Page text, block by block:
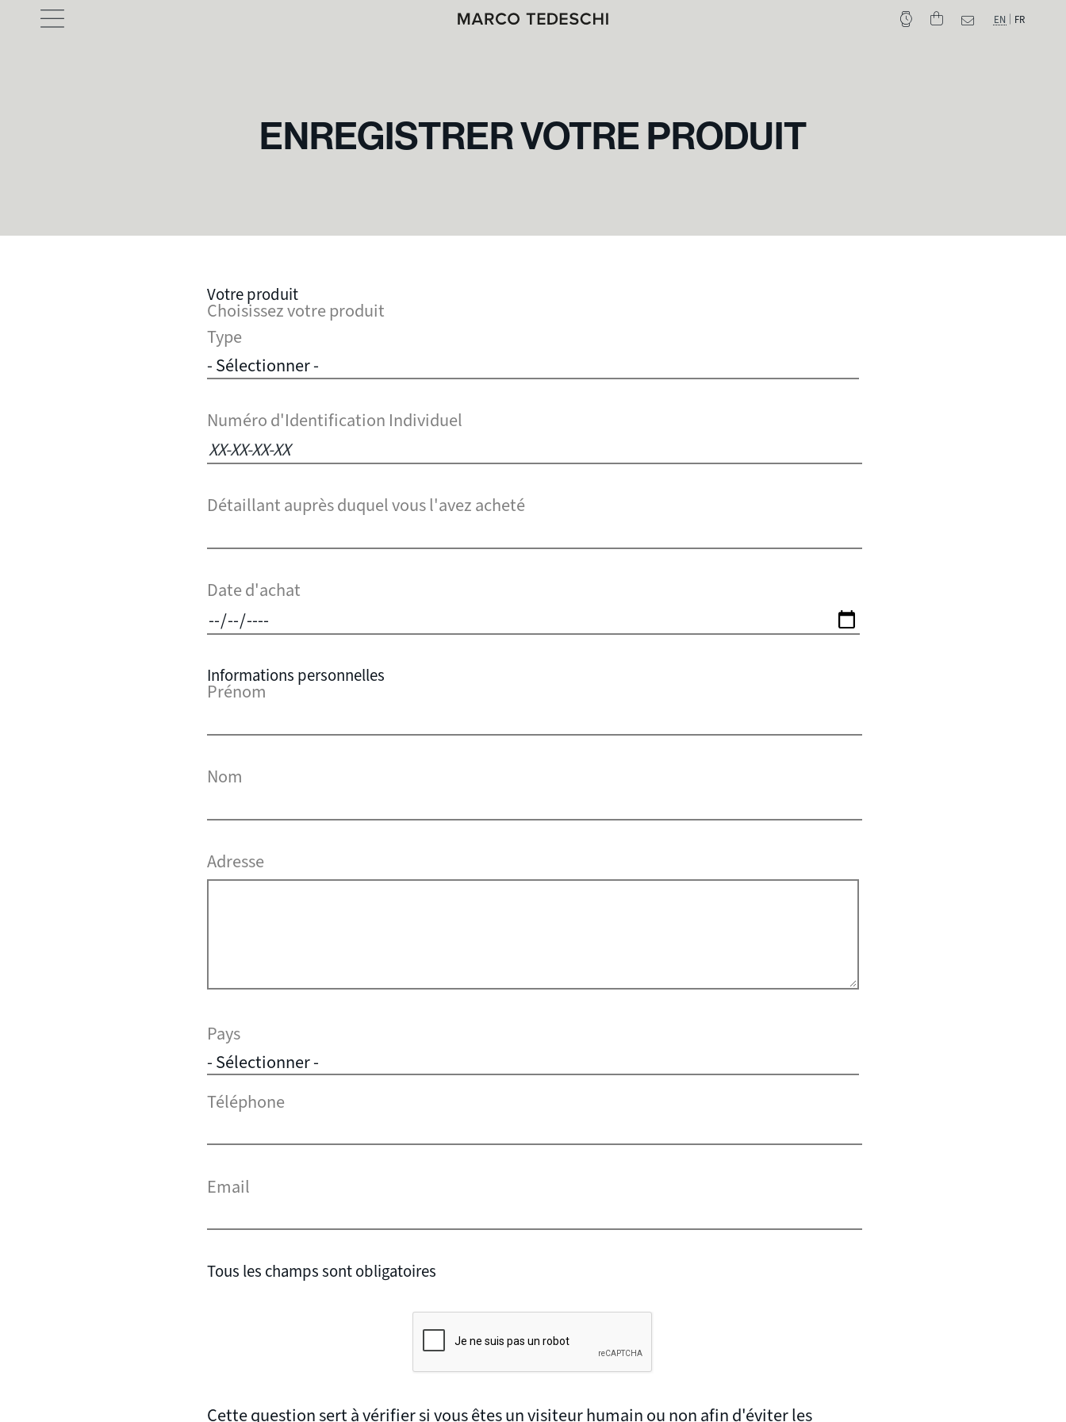
EN FR
ENREGISTRER VOTRE PRODUIT
Votre produit
Choisissez votre produit
Type
Numéro d'Identification Individuel
Détaillant auprès duquel vous l'avez acheté
Date d'achat
Informations personnelles
Prénom
Nom
Adresse
Pays
Téléphone
Email
Tous les champs sont obligatoires
Cette question sert à vérifier si vous êtes un visiteur humain ou non afin d'éviter les